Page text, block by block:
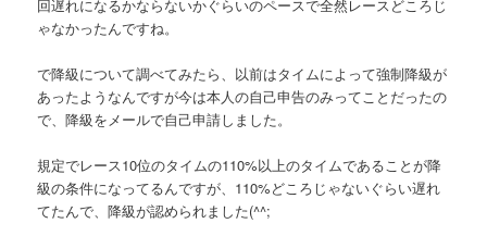
回遅れになるかならないかぐらいのペースで全然レースどころじ
ゃなかったんですね。
で降級について調べてみたら、以前はタイムによって強制降級が
あったようなんですが今は本人の自己申告のみってことだったの
で、降級をメールで自己申請しました。
規定でレース10位のタイムの110%以上のタイムであることが降
級の条件になってるんですが、110%どころじゃないぐらい遅れ
てたんで、降級が認められました(^^;